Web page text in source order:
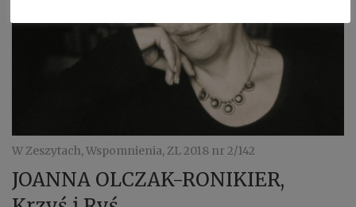
W Zeszytach, Wspomnienia, ZL 2018 nr 2/142
JOANNA OLCZAK-RONIKIER,